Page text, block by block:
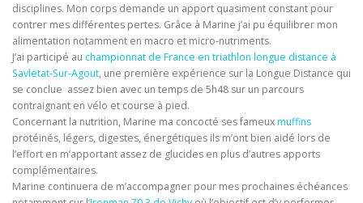
disciplines. Mon corps demande un apport quasiment constant pour
contrer mes différentes pertes. Grâce à Marine j’ai pu équilibrer mon
alimentation notamment en macro et micro-nutriments.
J’ai participé au championnat de France en triathlon longue distance à
Savletat-Sur-Agout, une première expérience sur la Longue Distance qui
se conclue assez bien avec un temps de 5h48 sur un parcours
contraignant en vélo et course à pied.
Concernant la nutrition, Marine ma concocté ses fameuxmuffins
protéinés, légers, digestes, énergétiques ils m’ont bien aidé lors de
l’effort en m’apportant assez de glucides en plus d’autres apports
complémentaires.
Marine continuera de m’accompagner pour mes prochaines échéances